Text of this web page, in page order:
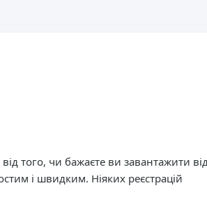
того, чи бажаєте ви завантажити
і швидким. Ніяких реєстрацій